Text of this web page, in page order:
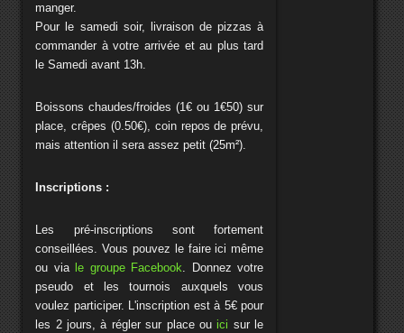
manger.
Pour le samedi soir, livraison de pizzas à
commander à votre arrivée et au plus tard
le Samedi avant 13h.
Boissons chaudes/froides (1€ ou 1€50) sur
place, crêpes (0.50€), coin repos de prévu,
mais attention il sera assez petit (25m²).
Inscriptions :
Les pré-inscriptions sont fortement
conseillées. Vous pouvez le faire ici même
ou via le groupe Facebook. Donnez votre
pseudo et les tournois auxquels vous
voulez participer. L'inscription est à 5€ pour
les 2 jours, à régler sur place ouici sur le